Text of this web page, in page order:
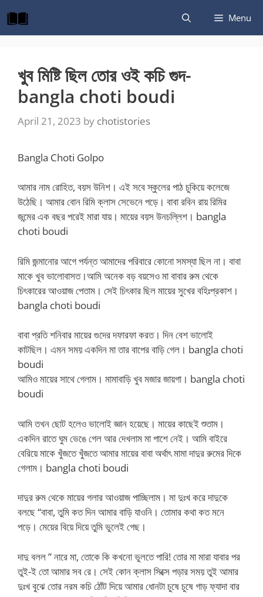
to
content
Menu
খুব মিষ্টি ছিল তোর ওই কচি গুদ-
bangla choti boudi
April 21, 2023 by chotistories
Bangla Choti Golpo
আমার নাম রোহিত, বয়স উনিশ। এই সবে স্কুলের পাঠ চুকিয়ে কলেজে
উঠেছি। আমার বোন রিমি ক্লাস সেভেনে পড়ে। বাবা রবিন রায় রিমির
জন্মের এক বছর পরেই মারা যায়। মায়ের বয়স উনচল্লিশ। bangla
choti boudi
রিমি জন্মানোর আগে পর্যন্ত আমাদের পরিবারে কোনো সমস্যা ছিল না। বাবা
মাকে খুব ভালোবাসত।আমি অনেক বড় বয়সেও মা বাবার রুম থেকে
চিৎকারের আওয়াজ পেতাম। সেই চিৎকার ছিল মায়ের সুখের বহিঃপ্রকাশ।
bangla choti boudi
বাবা প্রতি শনিবার মায়ের গুদের দফারফা করত। দিন বেশ ভালোই
কাটছিল। এমন সময় একদিন মা তার বাপের বাড়ি গেল। bangla choti
boudi
আমিও মায়ের সাথে গেলাম। মামাবাড়ি খুব মজার জায়গা। bangla choti
boudi
আমি তখন ছোট হলেও ভালোই জ্ঞান হয়েছে। মায়ের কাছেই শুতাম।
একদিন রাতে ঘুম ভেঙে গেল আর দেখলাম মা পাশে নেই। আমি বাইরে
বেরিয়ে মাকে খুঁজতে খুঁজতে আমার মায়ের বাবা অর্থাৎ মামা দাদুর রুমের দিকে
গেলাম। bangla choti boudi
দাদুর রুম থেকে মায়ের গলার আওয়াজ পাচ্ছিলাম। মা দুঃখ করে দাদুকে
বলছে “বাবা, তুমি কত দিন আমার বাড়ি যাওনি। তোমার কথা কত মনে
পড়ে। মেয়ের বিয়ে দিয়ে তুমি ভুলেই গেছ।
দাদু বলল ” নারে মা, তোকে কি কখনো ভুলতে পারি! তোর মা মারা যাবার পর
তুই-ই তো আমার সব রে। সেই কোন ক্লাস সিক্সে পড়ার সময় তুই আমার
দুঃখ বুঝে তোর নরম কচি ঠোঁট দিয়ে আমার ধোনটা চুষে চুষে গাড় ফ্যাদা বার